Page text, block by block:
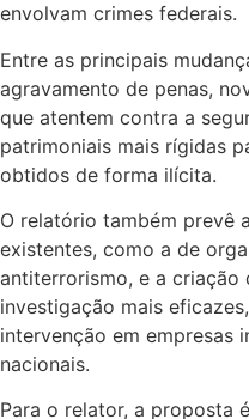
envolvam crimes federais.
Entre as principais
agravamento de penas,
que atentem contra a
patrimoniais mais rígidas
obtidos de forma ilícita.
O relatório também prevê
existentes, como a de
antiterrorismo, e a criação
investigação mais
intervenção em empresas
nacionais.
Para o relator, a proposta